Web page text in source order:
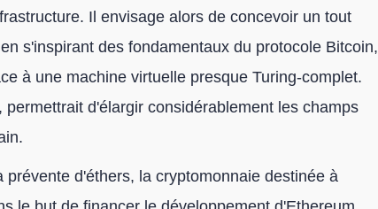
Il envisage alors de concevoir un tout
s'inspirant des fondamentaux du protocole Bitcoin,
à une machine virtuelle presque Turing-complet.
d'élargir considérablement les champs
prévente d'éthers, la cryptomonnaie destinée à